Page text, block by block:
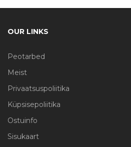
OUR LINKS
Peotarbed
Meist
Privaatsuspoliitika
Küpsisepoliitika
Ostuinfo
Sisukaart